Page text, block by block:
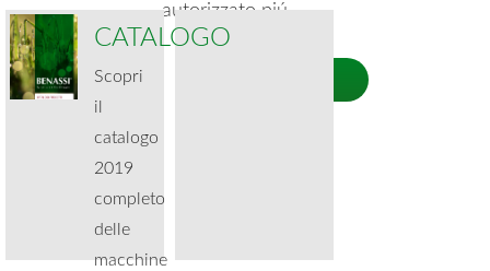
autorizzato piú
vicino a te.
CATALOGO
Scopri
il
catalogo
2019
completo
delle
macchine